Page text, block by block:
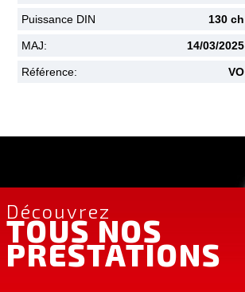
Puissance DIN 130 ch
MAJ: 14/03/2025
Référence: VO
Découvrez
TOUS NOS
PRESTATIONS